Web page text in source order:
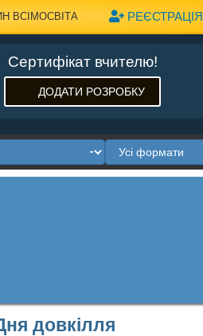
РЕЄСТРАЦІЯ
ВСІМОСВІТА
Сертифікат вчителю!
ДОДАТИ РОЗРОБКУ
довкілля